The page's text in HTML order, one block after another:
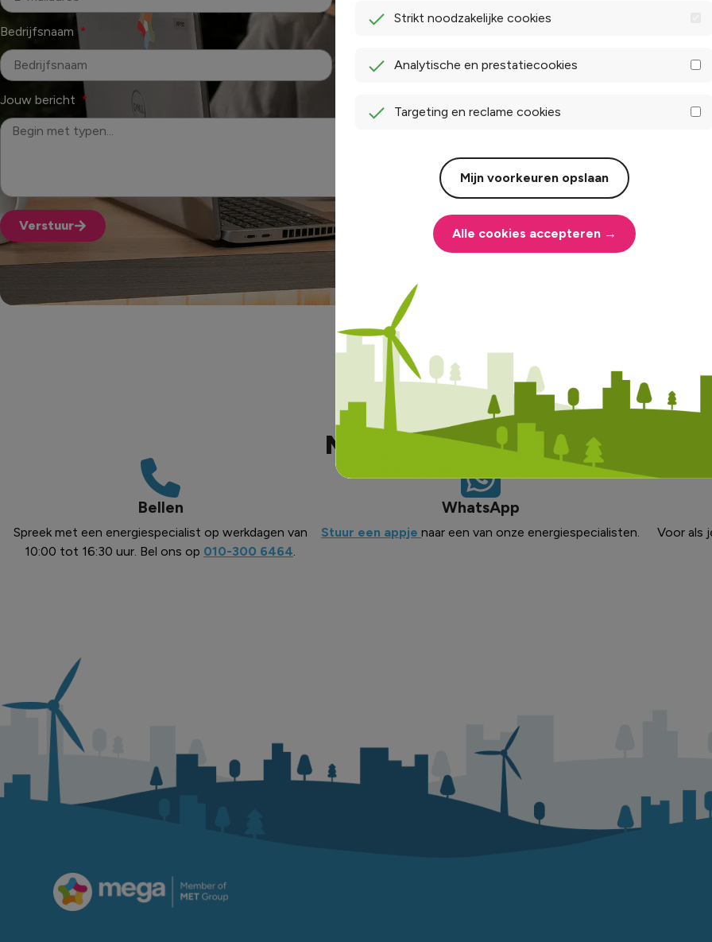
Bedrijfsnaam
Jouw bericht
Verstuur
Alternative:
Neem contact met ons op
Bellen
Spreek met een energiespecialist op werkdagen van
10:00 tot 16:30 uur. Bel ons op 010-300 6464.
WhatsApp
Stuur een appjenaar een van onze energiespecialisten. Voor als
Strikt noodzakelijke cookies
Analytische en prestatiecookies
Targeting en reclame cookies
Mijn voorkeuren opslaan
Alle cookies accepteren →